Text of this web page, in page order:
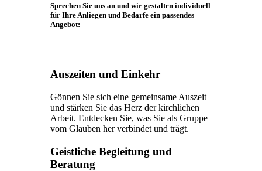
Sprechen Sie uns an und wir gestalten individuell
für Ihre Anliegen und Bedarfe ein passendes
Angebot:
Auszeiten und Einkehr
Gönnen Sie sich eine gemeinsame Auszeit
und stärken Sie das Herz der kirchlichen
‎Arbeit. Entdecken Sie, was Sie als Gruppe
vom Glauben her verbindet und trägt. ‎
Geistliche Begleitung und
Beratung